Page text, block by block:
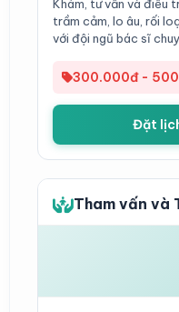
Khám, tư vấn và điều
trầm cảm, lo âu, rối
với đội ngũ bác sĩ
300.000đ -
Đặt
Tham vấn và